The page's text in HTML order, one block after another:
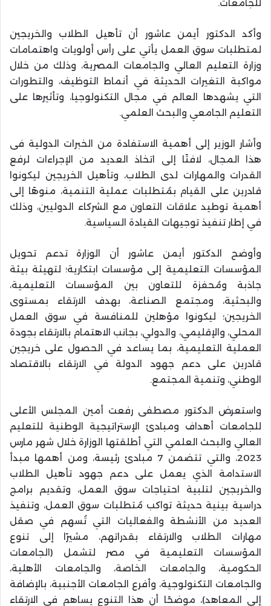
للجامعات.
وأكد الدكتور أيمن عاشور أن تأهيل الطلاب والخريجين
لمتطلبات سوق العمل يأتي على رأس أولويات واهتمامات
وزارة التعليم العالي والجامعات المصرية، وذلك من خلال
مواكبة التغيرات الحديثة في أنماط التوظيف، والتطورات
التي يشهدها العالم في مجال التكنولوجيا، وتأثيرها على
التعليم الجامعي والبحث العلمي.
وأشار الوزير إلى أهمية الاستفادة من الخبرات الدولية فى
هذا المجال، لافتًا إلى اتخاذ العديد من الإجراءات لرفع
القدرات والمهارات لدى الطلاب، وتأهيل الخريجين ليكونوا
قادرين على القيام بمُتطلبات عملية التنمية، منوهًا إلى
أهمية توطيد علاقات التعاون مع الشركاء الدوليين، وذلك
في إطار تنفيذ توجيهات القيادة السياسية.
وأوضح الدكتور أيمن عاشور أن الوزارة تدعم تحويل
المؤسسات التعليمية إلى مؤسسات ابتكارية؛ لتهيئة بيئة
جاذبة ومُحفزة للتعاون بين المؤسسات التعليمية،
والبحثية، ومجتمع الصناعة، بهدف الارتقاء بمستوى
الخريجين؛ ليكونوا مؤهلين للمنافسة في سوق العمل
المحلي، والإقليمي، والدولي، بجانب الاهتمام بالارتقاء بجودة
العملية التعليمية، بما يساعد في الحصول على خريجين
قادرين على دعم جهود الدولة في الارتقاء بالاقتصاد
الوطني، وتنمية المجتمع.
واستعرض الدكتور مصطفى رفعت أمين المجلس الأعلى
للجامعات أهداف ومبادئ الإستراتيجية الوطنية للتعليم
العالي والبحث العلمي التي أطلقتها الوزارة خلال شهر مارس
2023، والتي تتضمن 7 مبادئ رئيسة، ومن أهمها مبدأ
الاستدامة الذي يعمل على دعم جهود تأهيل الطلاب
والخريجين لتلبية احتياجات سوق العمل، وتقديم برامج
دراسية بينية حديثة تواكب مُتطلبات سوق العمل، وتنفيذ
العديد من الأنشطة والفعاليات التي تُسهم في صقل
مهارات الطلاب والارتقاء بقدراتهم، مشيرًا إلى تنوع
المؤسسات التعليمية في مصر لتشمل (الجامعات
الحكومية، والجامعات الخاصة، والجامعات الأهلية،
والجامعات التكنولوجية، وأفرع الجامعات الأجنبية، بالإضافة
إلى المعاهد)، موضحًا أن هذا التنوع يساهم في الارتقاء